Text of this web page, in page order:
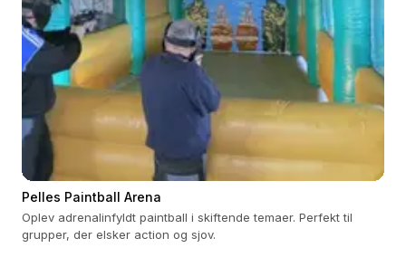
Pelles Paintball Arena
Oplev adrenalinfyldt paintball i skiftende temaer. Perfekt til
grupper, der elsker action og sjov.